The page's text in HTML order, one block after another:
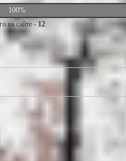
100%
на сайте - 12